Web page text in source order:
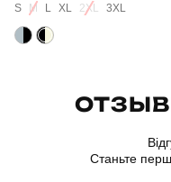
S M L XL 2XL 3XL
Станьте